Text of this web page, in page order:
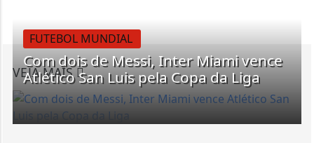
VEJA MAIS
FUTEBOL MUNDIAL
Com dois de Messi, Inter Miami vence
Atlético San Luis pela Copa da Liga